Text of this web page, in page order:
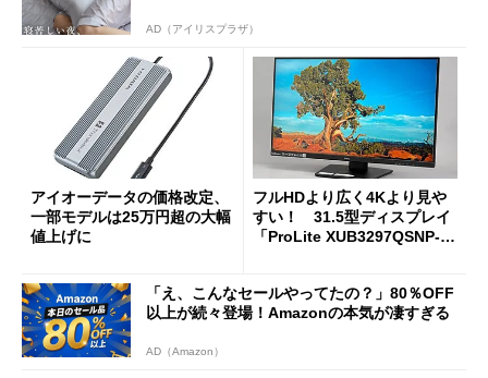
AD（アイリスプラザ）
アイオーデータの価格改定、
一部モデルは25万円超の大幅
値上げに
フルHDより広く4Kより見や
すい！ 31.5型ディスプレイ
「ProLite XUB3297QSNP-B
「え、こんなセールやってたの？」80％OFF
以上が続々登場！Amazonの本気が凄すぎる
AD（Amazon）